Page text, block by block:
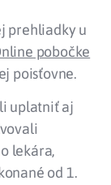
prehliadky u
pobočke
poisťovne.
uplatniť aj
lekára,
od 1.